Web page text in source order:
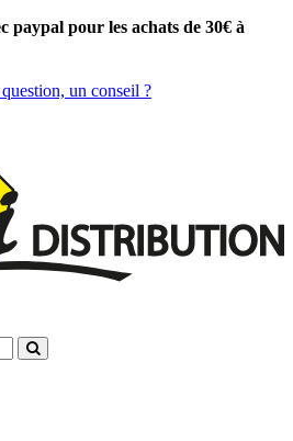
paypal pour les achats de 30€ à
un conseil ?